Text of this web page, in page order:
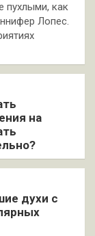
пухлыми, как
Лопес.
на
духи с